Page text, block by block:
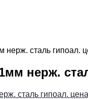
нерж. сталь гипоал.
нерж.